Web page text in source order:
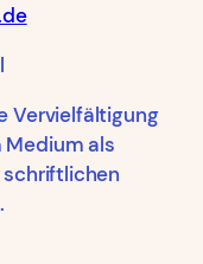
Vervielfältigung
als
schriftlichen